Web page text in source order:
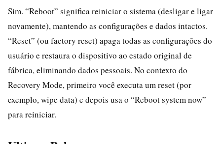
Sim. “Reboot” significa reiniciar o sistema (desligar e ligar
novamente), mantendo as configurações e dados intactos.
“Reset” (ou factory reset) apaga todas as configurações do
usuário e restaura o dispositivo ao estado original de
fábrica, eliminando dados pessoais. No contexto do
Recovery Mode, primeiro você executa um reset (por
exemplo, wipe data) e depois usa o “Reboot system now”
para reiniciar.